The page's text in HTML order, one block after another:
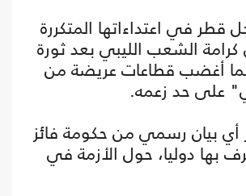
في اعتداءاتها المتكررة
الشعب الليبي بعد ثورة
أغضب قطاعات عريضة من
على حد زعمه.
أي بيان رسمي من حكومة فائز
بها دوليا، حول الأزمة في